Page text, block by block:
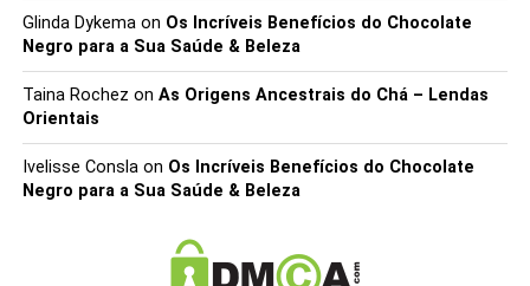
Glinda Dykemaon Os Incríveis Benefícios do Chocolate
Negro para a Sua Saúde & Beleza
Taina Rochez on As Origens Ancestrais do Chá – Lendas
Orientais
Ivelisse Conslaon Os Incríveis Benefícios do Chocolate
Negro para a Sua Saúde & Beleza